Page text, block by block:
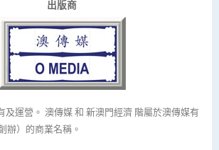
出版商
及運營。 澳傳媒 和 新澳門經濟 階屬於澳傳媒有
辦）的商業名稱。